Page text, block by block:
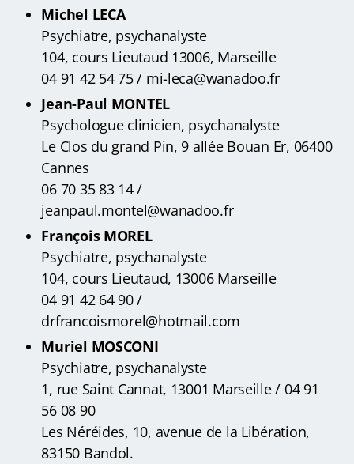
Michel LECA
Psychiatre, psychanalyste
104, cours Lieutaud 13006, Marseille
04 91 42 54 75 / mi-leca@wanadoo.fr
Jean-Paul MONTEL
Psychologue clinicien, psychanalyste
Le Clos du grand Pin, 9 allée Bouan Er, 06400
Cannes
06 70 35 83 14 /
jeanpaul.montel@wanadoo.fr
François MOREL
Psychiatre, psychanalyste
104, cours Lieutaud, 13006 Marseille
04 91 42 64 90 /
drfrancoismorel@hotmail.com
Muriel MOSCONI
Psychiatre, psychanalyste
1, rue Saint Cannat, 13001 Marseille / 04 91
56 08 90
Les Néréides, 10, avenue de la Libération,
83150 Bandol.